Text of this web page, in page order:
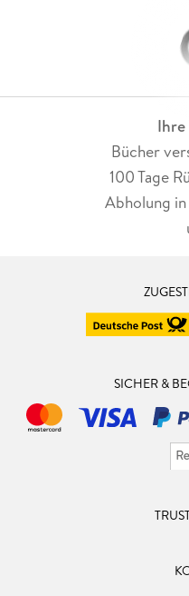
Bücher
100 Tage
Abholung
SICHER &